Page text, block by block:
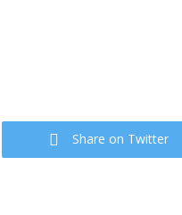
Share on Twitter